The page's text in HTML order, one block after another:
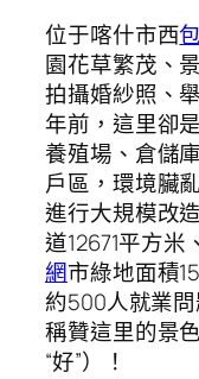
位于喀什市西
園花草繁茂、
拍攝婚紗照、
年前，這里卻
養殖場、倉儲
戶區，環境臟
進行大規模改
道12671平方米
網市綠地面積
約500人就業
稱贊這里的景
“好”）！